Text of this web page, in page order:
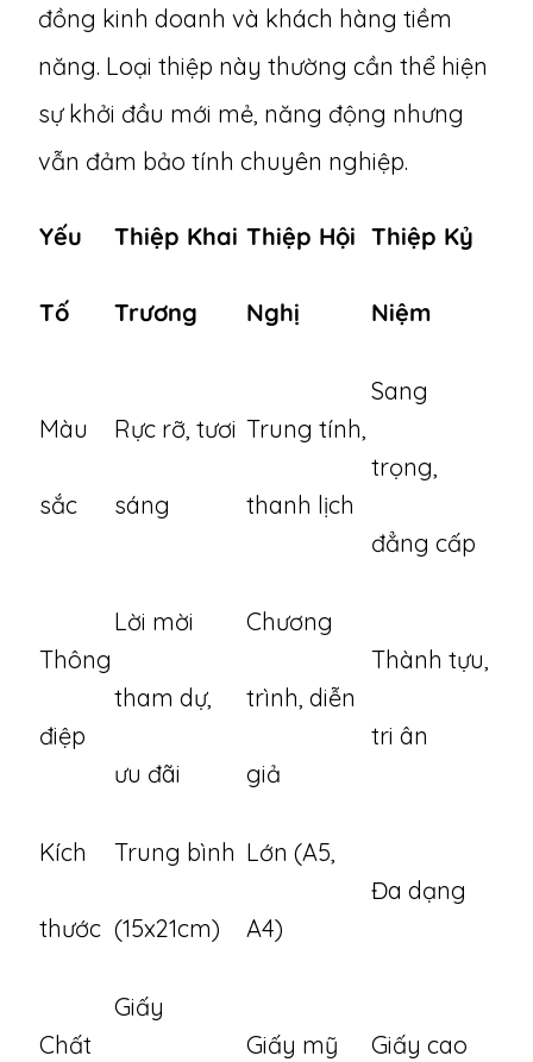
đồng kinh doanh và khách hàng tiềm
năng. Loại thiệp này thường cần thể hiện
sự khởi đầu mới mẻ, năng động nhưng
vẫn đảm bảo tính chuyên nghiệp.
Yếu
Tố
Thiệp Khai
Trương
Thiệp Hội
Nghị
Thiệp Kỷ
Niệm
Màu
sắc
Rực rỡ, tươi
sáng
Trung tính,
thanh lịch
Sang
trọng,
đẳng cấp
Thông
điệp
Lời mời
tham dự,
ưu đãi
Chương
trình, diễn
giả
Thành tựu,
tri ân
Kích
thước
Trung bình
(15x21cm)
Lớn (A5,
A4)
Đa dạng
Chất
Giấy
Giấy mỹ Giấy cao